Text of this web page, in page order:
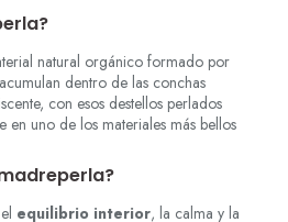
natural orgánico formado por
dentro de las conchas
con esos destellos perlados
en uno de los materiales más bellos
equilibrio interior, la calma y la